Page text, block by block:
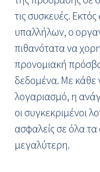
τις συσκευές.
υπαλλήλων, ο
πιθανότατα να
προνομιακή
δεδομένα. Με κάθε
λογαριασμό, η
οι συγκεκριμένοι
ασφαλείς σε όλα
μεγαλύτερη.